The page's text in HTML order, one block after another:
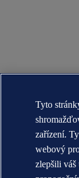
Tyto
zařízení.
webový
zlepšili váš